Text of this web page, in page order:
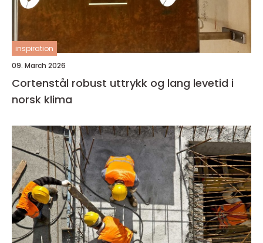
inspiration
09. March 2026
Cortenstål robust uttrykk og lang levetid i
norsk klima